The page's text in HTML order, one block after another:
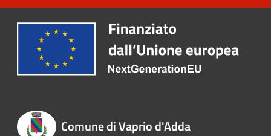
Comune di Vaprio d'Adda